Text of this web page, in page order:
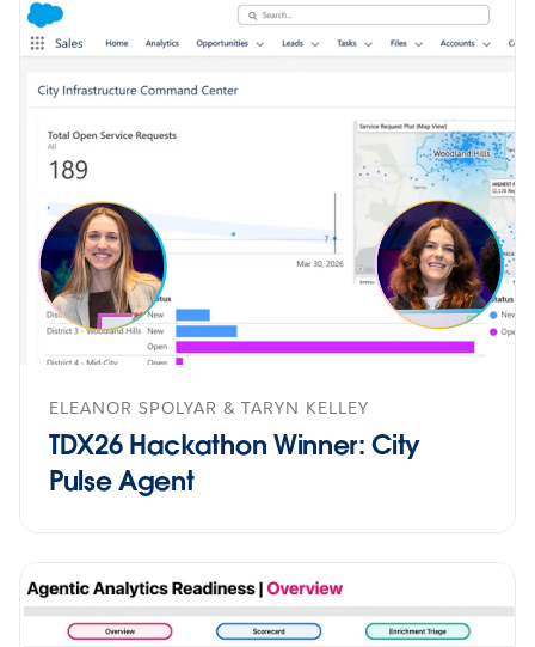
ELEANOR SPOLYAR & TARYN KELLEY
TDX26 Hackathon Winner: City
Pulse Agent